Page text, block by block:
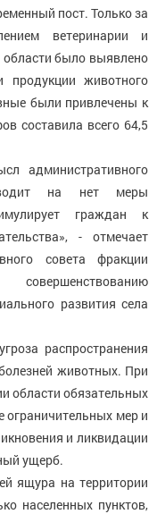
пост. Только за
ветеринарии и
было выявлено
продукции животного
были привлечены к
составила всего 64,5
административного
на нет меры
граждан к
- отмечает
совета фракции
развития села
распространения
животных. При
области обязательных
ограничительных мер и
и ликвидации
ущерб.
ящура на территории
населенных пунктов,